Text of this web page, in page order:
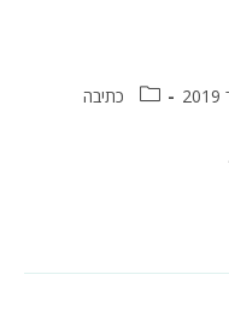
קטגוריה:כתיבה